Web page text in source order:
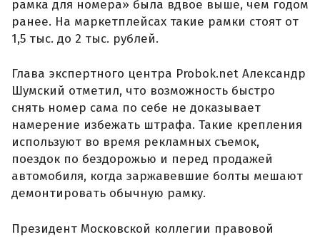
рамка для номера» была вдвое выше, чем годом
ранее. На маркетплейсах такие рамки стоят от
1,5 тыс. до 2 тыс. рублей.
Глава экспертного центра Probok.net Александр
Шумский отметил, что возможность быстро
снять номер сама по себе не доказывает
намерение избежать штрафа. Такие крепления
используют во время рекламных съемок,
поездок по бездорожью и перед продажей
автомобиля, когда заржавевшие болты мешают
демонтировать обычную рамку.
Президент Московской коллегии правовой